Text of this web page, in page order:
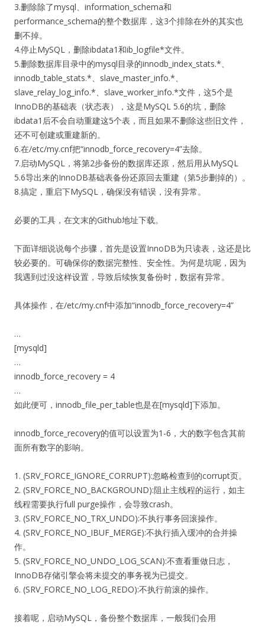
3.删除除了mysql、information_schema和
performance_schema的整个数据库，这3个排除在外的其实也
删不掉。
4.停止MySQL，删除ibdata1和ib_logfile*文件。
5.删除数据库目录中的mysql目录的innodb_index_stats.*、
innodb_table_stats.*、slave_master_info.*、
slave_relay_log_info.*、slave_worker_info.*文件，这5个是
InnoDB的基础表（状态表），这是MySQL 5.6的坑，删除
ibdata1后不会自动重建这5个表，而且如果不删除这些旧文件，
还不可创建或重建新的。
6.在/etc/my.cnf把“innodb_force_recovery=4”去除。
7.启动MySQL，将第2步备份的数据库还原，然后用从MySQL
5.6导出来的InnoDB基础表备份还原回去重建（第5步删掉的）。
8.搞定，重启下MySQL，确保没有错误，没有异常。
必要的工具，在文末的Github地址下载。
下面详细说说每个步骤，首先是设置InnoDB为只读表，这还是比
较必要的。可确保你的数据完整性、安全性。为何是坑呢，因为
我遇到过没这样设置，导致后续恢复备份时，数据有异常。
具体操作，在/etc/my.cnf中添加“innodb_force_recovery=4”
…
[mysqld]
…
innodb_force_recovery = 4
…
如此便可，innodb_file_per_table也是在[mysqld]下添加。
innodb_force_recovery的值可以设置为1-6，大的数字包含其前
面所有数字的影响。
1. (SRV_FORCE_IGNORE_CORRUPT):忽略检查到的corrupt页。
2. (SRV_FORCE_NO_BACKGROUND):阻止主线程的运行，如主
线程需要执行full purge操作，会导致crash。
3. (SRV_FORCE_NO_TRX_UNDO):不执行事务回滚操作。
4. (SRV_FORCE_NO_IBUF_MERGE):不执行插入缓冲的合并操
作。
5. (SRV_FORCE_NO_UNDO_LOG_SCAN):不查看重做日志，
InnoDB存储引擎会将未提交的事务视为已提交。
6. (SRV_FORCE_NO_LOG_REDO):不执行前滚的操作。
接着呢，启动MySQL，备份整个数据库，一般我们会用